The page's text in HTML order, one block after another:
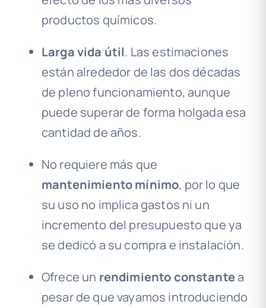
productos químicos.
Larga vida útil. Las estimaciones
están alrededor de las dos décadas
de pleno funcionamiento, aunque
puede superar de forma holgada esa
cantidad de años.
No requiere más que
mantenimiento mínimo, por lo que
su uso no implica gastos ni un
incremento del presupuesto que ya
se dedicó a su compra e instalación.
Ofrece un rendimiento constantea
pesar de que vayamos introduciendo